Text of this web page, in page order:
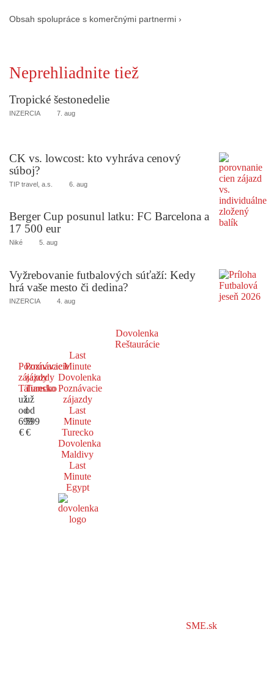
Obsah spolupráce s komerčnými partnermi ›
Neprehliadnite tiež
Tropické šestonedelie
INZERCIA 7. aug
CK vs. lowcost: kto vyhráva cenový
súboj?
TIP travel, a.s. 6. aug
Berger Cup posunul latku: FC Barcelona a
17 500 eur
Niké 5. aug
Vyžrebovanie futbalových súťaží: Kedy
hrá vaše mesto či dedina?
INZERCIA 4. aug
Dovolenka
Reštaurácie
Poznávacie
zájazdy
Taliansko
už
od
699
€
Poznávacie
zájazdy
Turecko
už
od
599
€
Last
Minute
Dovolenka
Poznávacie
zájazdy
Last
Minute
Turecko
Dovolenka
Maldivy
Last
Minute
Egypt
SME.sk